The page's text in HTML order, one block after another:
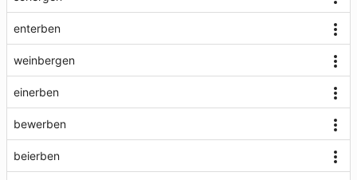
enterben
weinbergen
einerben
bewerben
beierben